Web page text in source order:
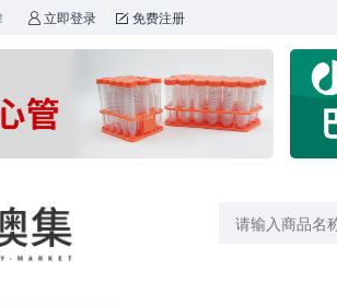
 立即登录  免费注册